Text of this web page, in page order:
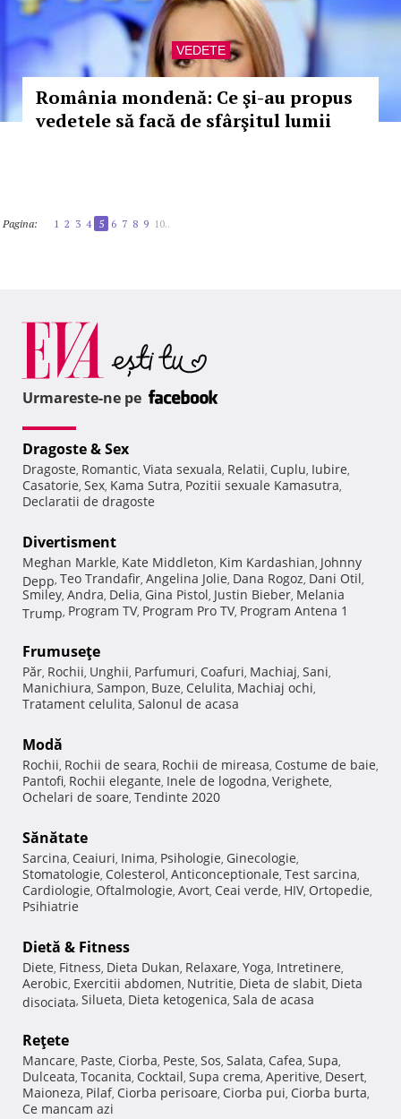
VEDETE
România mondenă: Ce şi-au propus
vedetele să facă de sfârşitul lumii
Pagina: 1 2 3 4 5 6 7 8 9 10..
Urmareste-ne pe
Dragoste & Sex
Dragoste, Romantic, Viata sexuala, Relatii, Cuplu, Iubire,
Casatorie, Sex, Kama Sutra, Pozitii sexuale Kamasutra,
Declaratii de dragoste
Divertisment
Meghan Markle, Kate Middleton, Kim Kardashian, Johnny
Depp, Teo Trandafir, Angelina Jolie, Dana Rogoz, Dani Otil,
Smiley, Andra, Delia, Gina Pistol, Justin Bieber, Melania
Trump, Program TV, Program Pro TV, Program Antena 1
Frumuseţe
Păr, Rochii, Unghii, Parfumuri, Coafuri, Machiaj, Sani,
Manichiura, Sampon, Buze, Celulita, Machiaj ochi,
Tratament celulita, Salonul de acasa
Modă
Rochii, Rochii de seara, Rochii de mireasa, Costume de baie,
Pantofi, Rochii elegante, Inele de logodna, Verighete,
Ochelari de soare, Tendinte 2020
Sănătate
Sarcina, Ceaiuri, Inima, Psihologie, Ginecologie,
Stomatologie, Colesterol, Anticonceptionale, Test sarcina,
Cardiologie, Oftalmologie, Avort, Ceai verde, HIV, Ortopedie,
Psihiatrie
Dietă & Fitness
Diete, Fitness, Dieta Dukan, Relaxare, Yoga, Intretinere,
Aerobic, Exercitii abdomen, Nutritie, Dieta de slabit, Dieta
disociata, Silueta, Dieta ketogenica, Sala de acasa
Reţete
Mancare, Paste, Ciorba, Peste, Sos, Salata, Cafea, Supa,
Dulceata, Tocanita, Cocktail, Supa crema, Aperitive, Desert,
Maioneza, Pilaf, Ciorba perisoare, Ciorba pui, Ciorba burta,
Ce mancam azi